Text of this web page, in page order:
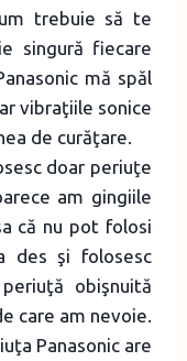
trebuie să te
singură fiecare
mă spăl
vibraţiile sonice
de curăţare.
doar periuţe
am gingiile
că nu pot folosi
des şi folosesc
obişnuită
care am nevoie.
Panasonic are